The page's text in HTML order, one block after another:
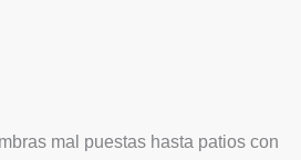
mal puestas hasta patios con